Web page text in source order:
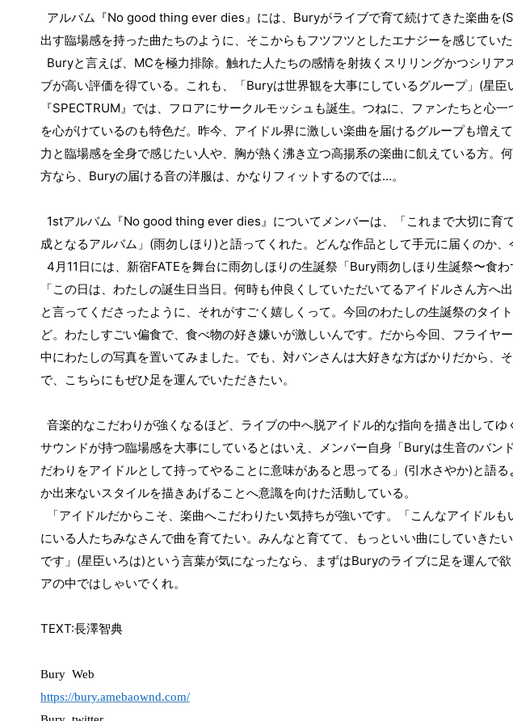
アルバム『No good thing ever dies』には、 Buryがライブで育て続けてきた楽曲を
出す臨場感を持った曲たちのように、そこからもフツフツとしたエナジーを感じていた
Buryと言えば、 MCを極力排除。触れた人たちの感情を射抜くスリリングかつシリ
ブが高い評価を得ている。これも、「Buryは世界観を大事にしているグループ」 (星臣
『SPECTRUM』では、フロアにサークルモッシュも誕生。つねに、ファンたちと心
を心がけているのも特色だ。昨今、アイドル界に激しい楽曲を届けるグループも増え
力と臨場感を全身で感じたい人や、胸が熱く沸き立つ高揚系の楽曲に飢えている方。
方なら、 Buryの届ける音の洋服は、かなりフィットするのでは…。
1stアルバム『No good thing ever dies』についてメンバーは、「これまで大切に育
成となるアルバム」 (雨勿しほり )と語ってくれた。どんな作品として手元に届くのか、
4月 11 日には、新宿FATEを舞台に雨勿しほりの生誕祭「Bury雨勿しほり生誕祭〜食
「この日は、わたしの誕生日当日。何時も仲良くしていただいてるアイドルさん方へ
と言ってくださったように、それがすごく嬉しくって。今回のわたしの生誕祭のタイ
ど。わたしすごい偏食で、食べ物の好き嫌いが激しいんです。だから今回、フライヤ
中にわたしの写真を置いてみました。でも、対バンさんは大好きな方ばかりだから、
で、こちらにもぜひ足を運んでいただきたい。
音楽的なこだわりが強くなるほど、ライブの中へ脱アイドル的な指向を描き出してゆ
サウンドが持つ臨場感を大事にしているとはいえ、メンバー自身「Buryは生音のバン
だわりをアイドルとして持ってやることに意味があると思ってる」 (引水さやか)と語る
か出来ないスタイルを描きあげることへ意識を向けた活動している。
「アイドルだからこそ、楽曲へこだわりたい気持ちが強いです。「こんなアイドルも
にいる人たちみなさんで曲を育てたい。みんなと育てて、もっといい曲にしていきた
です」 (星臣いろは)という言葉が気になったなら、まずはBuryのライブに足を運んで
アの中ではしゃいでくれ。
TEXT:長澤智典
Bury Web
https://bury.amebaownd.com/